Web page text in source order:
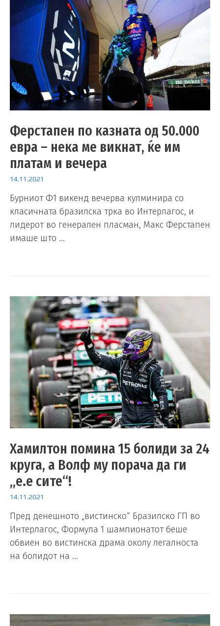
Ферстапен по казната од 50.000
евра – нека ме викнат, ќе им
платам и вечера
14.11.2021
Бурниот Ф1 викенд вечерва кулминира со
класичната бразилска трка во Интерлагос, и
лидерот во генерален пласман, Макс Ферстапен
имаше што …
Хамилтон помина 15 болиди за 24
круга, а Волф му порача да ги
„е.е сите“!
14.11.2021
Пред денешното „вистинско“ Бразилско ГП во
Интерлагос, Формула 1 шампионатот беше
обвиен во вистинска драма околу легалноста
на болидот на …